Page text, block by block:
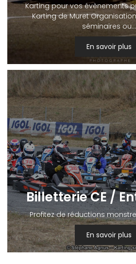
Karting pour vos évènements
Karting de Muret
séminaires ou…
En savoir plus
Billetterie CE /
Profitez de réductions
En savoir plus